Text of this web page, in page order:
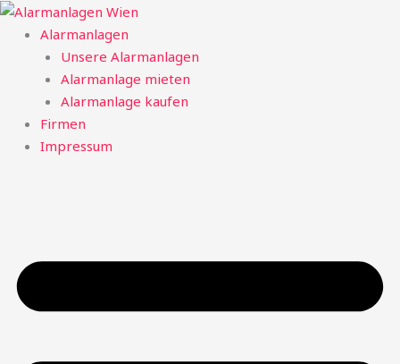
Zum
Inhalt
springen
Alarmanlagen
Unsere Alarmanlagen
Alarmanlage mieten
Alarmanlage kaufen
Firmen
Impressum